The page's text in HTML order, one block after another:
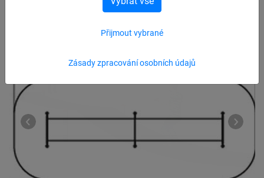
Zásady zpracování osobních údajů
Přijmout vybrané